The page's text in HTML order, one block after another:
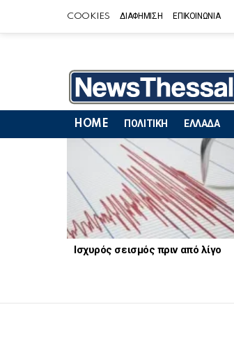
COOKIES ΔΙΑΦΗΜΙΣΗ ΕΠΙΚΟΙΝΩΝΙΑ
HOME ΠΟΛΙΤΙΚΗ ΕΛΛΑΔΑ
LATEST
STORIES
Ισχυρός σεισμός πριν από λίγο